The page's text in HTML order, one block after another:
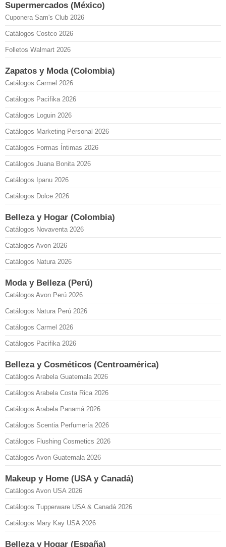
Supermercados (México)
Cuponera Sam's Club 2026
Catálogos Costco 2026
Folletos Walmart 2026
Zapatos y Moda (Colombia)
Catálogos Carmel 2026
Catálogos Pacifika 2026
Catálogos Loguin 2026
Catálogos Marketing Personal 2026
Catálogos Formas Íntimas 2026
Catálogos Juana Bonita 2026
Catálogos Ipanu 2026
Catálogos Dolce 2026
Belleza y Hogar (Colombia)
Catálogos Novaventa 2026
Catálogos Avon 2026
Catálogos Natura 2026
Moda y Belleza (Perú)
Catálogos Avon Perú 2026
Catálogos Natura Perú 2026
Catálogos Carmel 2026
Catálogos Pacifika 2026
Belleza y Cosméticos (Centroamérica)
Catálogos Arabela Guatemala 2026
Catálogos Arabela Costa Rica 2026
Catálogos Arabela Panamá 2026
Catálogos Scentia Perfumería 2026
Catálogos Flushing Cosmetics 2026
Catálogos Avon Guatemala 2026
Makeup y Home (USA y Canadá)
Catálogos Avon USA 2026
Catálogos Tupperware USA & Canadá 2026
Catálogos Mary Kay USA 2026
Belleza y Hogar (España)